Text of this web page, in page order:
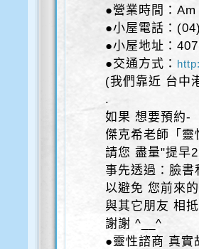
●營業時間：
●小屋電話：
●小屋地址：
●交通方式：
(我們靠近 台中
.
如果 想要預約-
傑克希老師「靈
請您 盡量"提早
事先透過：臉
以避免 您前來
與其它朋友 相
謝謝 ^__^
●靈性諮商 真實